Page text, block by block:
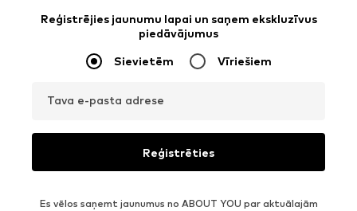
Reģistrējies jaunumu lapai un saņem ekskluzīvus
piedāvājumus
Sievietēm Vīriešiem
Tava e-pasta adrese
Reģistrēties
Es vēlos saņemt jaunumus no ABOUT YOU par aktuālajām